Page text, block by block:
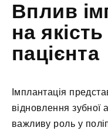
Вплив
на
пацієнта
Імплантація
відновлення зубної
важливу роль у